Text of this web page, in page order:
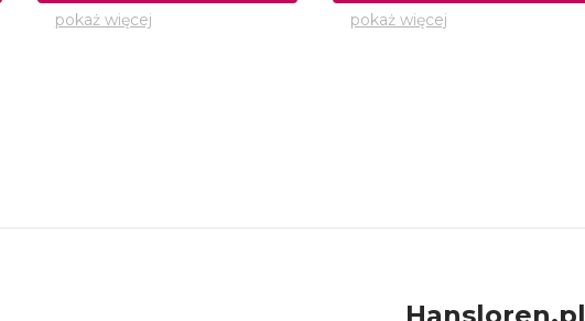
pokaż więcej pokaż więcej
Hansloren.pl